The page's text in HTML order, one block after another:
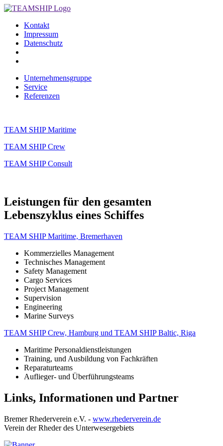
Kontakt
Impressum
Datenschutz
Unternehmensgruppe
Service
Referenzen
TEAM SHIP Maritime
TEAM SHIP Crew
TEAM SHIP Consult
Leistungen für den gesamten
Lebenszyklus eines Schiffes
TEAM SHIP Maritime, Bremerhaven
Kommerzielles Management
Technisches Management
Safety Management
Cargo Services
Project Management
Supervision
Engineering
Marine Surveys
TEAM SHIP Crew, Hamburg und TEAM SHIP Baltic, Riga
Maritime Personaldienstleistungen
Training, und Ausbildung von Fachkräften
Reparaturteams
Auflieger- und Überführungsteams
Links, Informationen und Partner
Bremer Rhederverein e.V. - www.rhederverein.de
Verein der Rheder des Unterwesergebiets